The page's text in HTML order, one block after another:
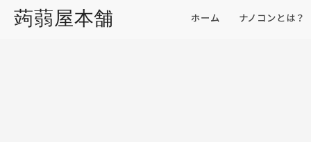
蒟蒻屋本舗 ホーム ナノコンとは？